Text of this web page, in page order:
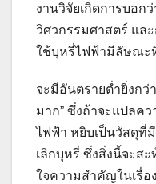
งานวิจัยเกิดการบอก
วิศวกรรมศาสตร์ แล
ใช้บุหรี่ไฟฟ้ามีลัษณะ
จะมีอันตรายต่ำยิ่งกว่
มาก” ซึ่งถ้าจะแปลค
ไฟฟ้า หยิบเป็นวัสดุที่
เลิกบุหรี่ ซึ่งสิ่งนี้จะส
ใจความสำคัญในเรื่อ